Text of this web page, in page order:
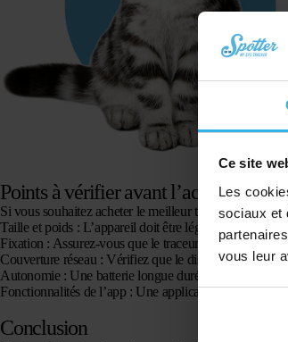
Ce site
Les
sociaux et
vous leur
Points à vérifier avant l’achat
Si vous souhaitez acheter le meilleur traceur gps chat,
Taille et poids : L’appareil doit être léger et confortable
Fixation : Assurez-vous que le traceur reste bien
Couverture réseau : Vérifiez que le dispositif
Autonomie : Une batterie longue durée évite des
Fonctionnalités de l’app : Une application claire et
Conclusion